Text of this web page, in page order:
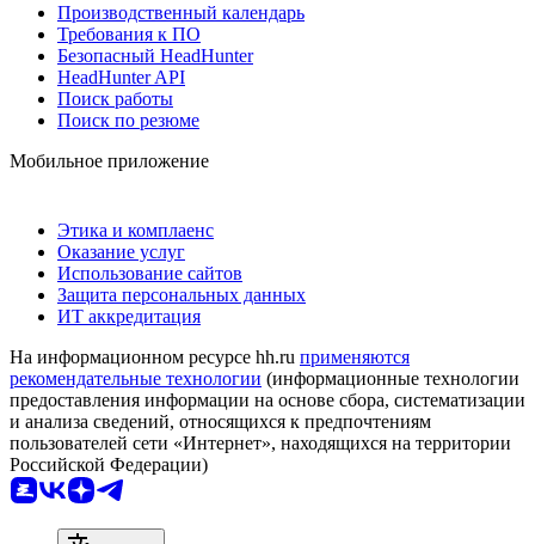
Производственный календарь
Требования к ПО
Безопасный HeadHunter
HeadHunter API
Поиск работы
Поиск по резюме
Мобильное приложение
Этика и комплаенс
Оказание услуг
Использование сайтов
Защита персональных данных
ИТ аккредитация
На информационном ресурсе hh.ru применяются
рекомендательные технологии (информационные технологии
предоставления информации на основе сбора, систематизации
и анализа сведений, относящихся к предпочтениям
пользователей сети «Интернет», находящихся на территории
Российской Федерации)